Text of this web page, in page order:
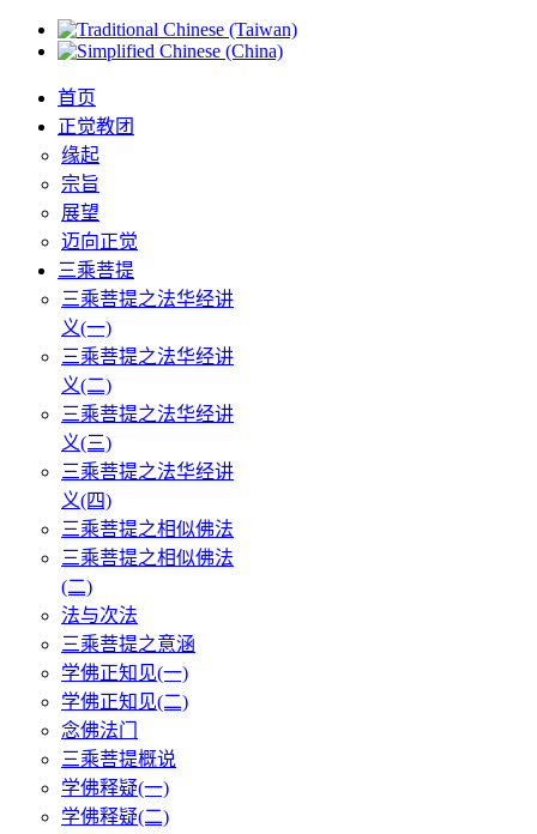
首页
正觉教团
缘起
宗旨
展望
迈向正觉
三乘菩提
三乘菩提之法华经讲
义(一)
三乘菩提之法华经讲
义(二)
三乘菩提之法华经讲
义(三)
三乘菩提之法华经讲
义(四)
三乘菩提之相似佛法
三乘菩提之相似佛法
(二)
法与次法
三乘菩提之意涵
学佛正知见(一)
学佛正知见(二)
念佛法门
三乘菩提概说
学佛释疑(一)
学佛释疑(二)